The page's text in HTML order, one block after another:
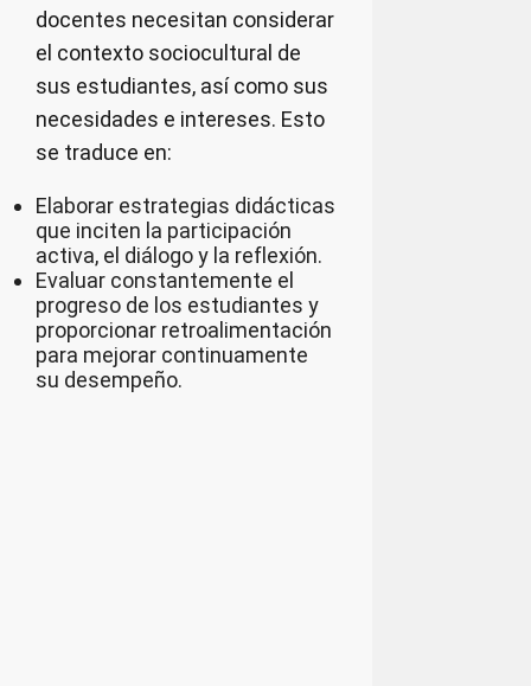
docentes necesitan considerar
el contexto sociocultural de
sus estudiantes, así como sus
necesidades e intereses. Esto
se traduce en:
Elaborar estrategias didácticas
que inciten la participación
activa, el diálogo y la reflexión.
Evaluar constantemente el
progreso de los estudiantes y
proporcionar retroalimentación
para mejorar continuamente
su desempeño.